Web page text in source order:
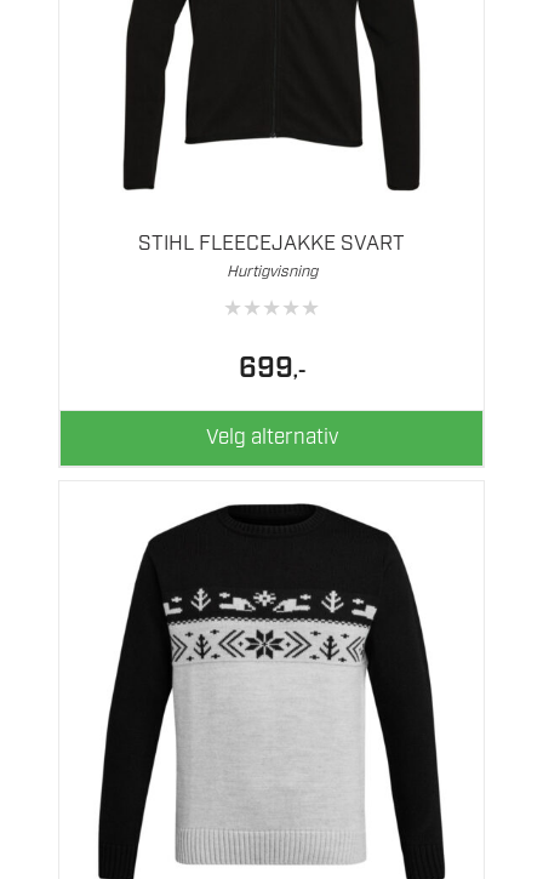
STIHL FLEECEJAKKE SVART
Hurtigvisning
★★★★★
699,-
Velg alternativ
produktet
produktsiden
Dette
produktet